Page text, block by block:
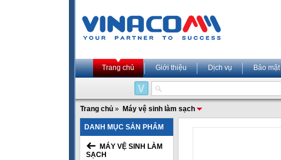
Trang chủ Giới thiệu Dịch vụ Bảo mật
Trang chủ » Máy vệ sinh làm sạch
DANH MỤC SẢN PHẨM
MÁY VỆ SINH LÀM
SẠCH